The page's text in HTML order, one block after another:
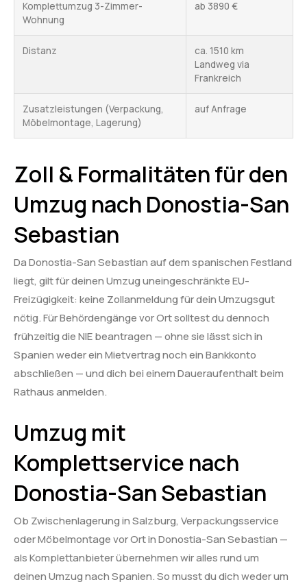
Komplettumzug 3-Zimmer-
Wohnung
ab 3890 €
Distanz
ca. 1510 km
Landweg via
Frankreich
Zusatzleistungen (Verpackung,
Möbelmontage, Lagerung)
auf Anfrage
Zoll & Formalitäten für den
Umzug nach Donostia-San
Sebastian
Da Donostia-San Sebastian auf dem spanischen Festland
liegt, gilt für deinen Umzug uneingeschränkte EU-
Freizügigkeit: keine Zollanmeldung für dein Umzugsgut
nötig. Für Behördengänge vor Ort solltest du dennoch
frühzeitig die NIE beantragen — ohne sie lässt sich in
Spanien weder ein Mietvertrag noch ein Bankkonto
abschließen — und dich bei einem Daueraufenthalt beim
Rathaus anmelden.
Umzug mit
Komplettservice nach
Donostia-San Sebastian
Ob Zwischenlagerung in Salzburg, Verpackungsservice
oder Möbelmontage vor Ort in Donostia-San Sebastian —
als Komplettanbieter übernehmen wir alles rund um
deinen Umzug nach Spanien. So musst du dich weder um